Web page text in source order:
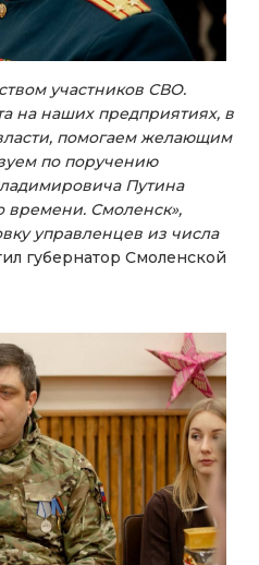
участников СВО.
на наших предприятиях, в
помогаем желающим
по поручению
Путина
времени. Смоленск»,
управленцев из числа
губернатор Смоленской